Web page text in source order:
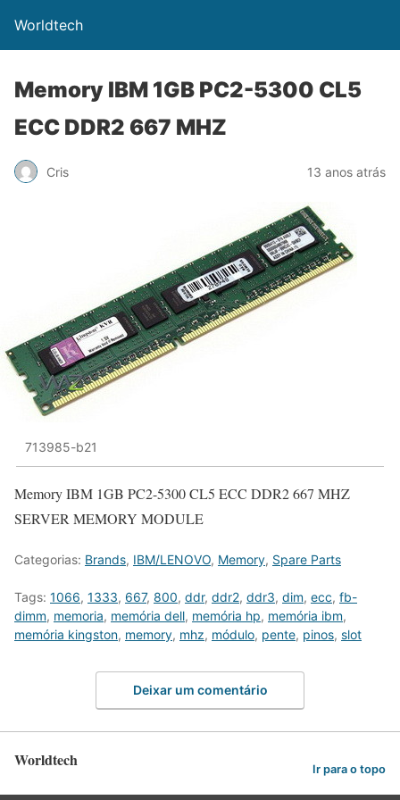
Worldtech
Memory IBM 1GB PC2-5300 CL5
ECC DDR2 667 MHZ
Cris 13 anos atrás
713985-b21
Memory IBM 1GB PC2-5300 CL5 ECC DDR2 667 MHZ
SERVER MEMORY MODULE
Categorias: Brands, IBM/LENOVO, Memory, Spare Parts
Tags: 1066, 1333, 667, 800, ddr, ddr2, ddr3, dim, ecc, fb-
dimm, memoria, memória dell, memória hp, memória ibm,
memória kingston, memory, mhz, módulo, pente, pinos, slot
Deixar um comentário
Worldtech Ir para o topo